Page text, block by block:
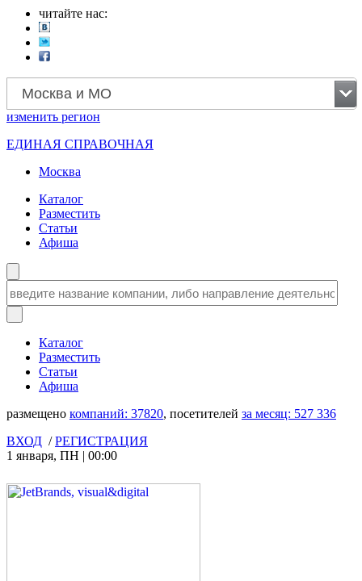
читайте нас:
Москва и МО
изменить регион
ЕДИНАЯ СПРАВОЧНАЯ
Москва
Каталог
Разместить
Статьи
Афиша
Каталог
Разместить
Статьи
Афиша
размещено компаний: 37820, посетителей за месяц: 527 336
ВХОД /РЕГИСТРАЦИЯ
1 января, ПН | 00:00